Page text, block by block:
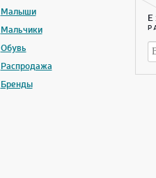
Е
Малыши
Мальчики
Обувь
Распродажа
Бренды